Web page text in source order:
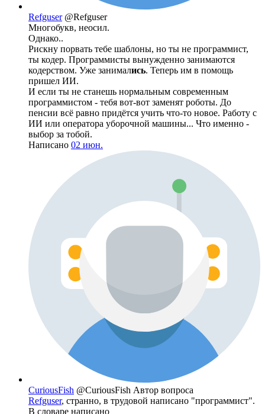
Refguser @Refguser
Многобукв, неосил.
Однако..
Рискну порвать тебе шаблоны, но ты не программист,
ты кодер. Программисты вынужденно занимаются
кодерством. Уже занимались. Теперь им в помощь
пришел ИИ.
И если ты не станешь нормальным современным
программистом - тебя вот-вот заменят роботы. До
пенсии всё равно придётся учить что-то новое. Работу с
ИИ или оператора уборочной машины... Что именно -
выбор за тобой.
Написано 02 июн.
CuriousFish @CuriousFish Автор вопроса
Refguser, странно, в трудовой написано "программист".
В словаре написано